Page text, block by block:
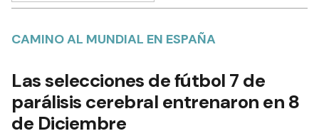
CAMINO AL MUNDIAL EN ESPAÑA
Las selecciones de fútbol 7 de
parálisis cerebral entrenaron en 8
de Diciembre